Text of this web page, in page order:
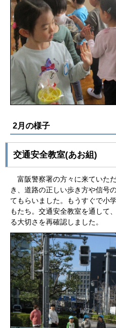
2月の様子
交通安全教室(あお組)
富阪警察署の方々に来ていた
き、道路の正しい歩き方や信号
てもらいました。もうすぐで小
もたち。交通安全教室を通して
る大切さを再確認しました。